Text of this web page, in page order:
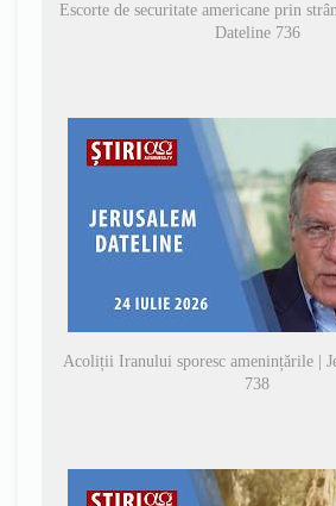
Escorte de securitate americane prin
Dateline 736
Acoliții Iranului sporesc amenințările |
738